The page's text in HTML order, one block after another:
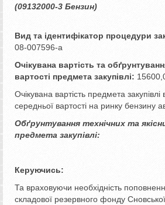
(09132000-3 Бензин)
Вид та ідентифікатор процедури
08-007596-a
Очікувана вартість та
вартості предмета закупівлі:
Очікувана вартість предмета закупівлі
середньої вартості на ринку бензину
Обґрунтування технічних та
предмета закупівлі:
Керуючись:
Та враховуючи необхідність
складової резервного фонду Сновської